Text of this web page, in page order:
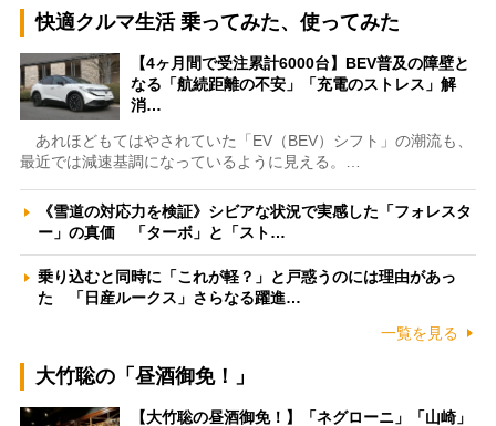
快適クルマ生活 乗ってみた、使ってみた
【4ヶ月間で受注累計6000台】BEV普及の障壁と
なる「航続距離の不安」「充電のストレス」解
消…
あれほどもてはやされていた「EV（BEV）シフト」の潮流も、
最近では減速基調になっているように見える。…
《雪道の対応力を検証》シビアな状況で実感した「フォレスタ
ー」の真価 「ターボ」と「スト…
乗り込むと同時に「これが軽？」と戸惑うのには理由があっ
た 「日産ルークス」さらなる躍進…
一覧を見る
大竹聡の「昼酒御免！」
【大竹聡の昼酒御免！】「ネグローニ」「山崎」